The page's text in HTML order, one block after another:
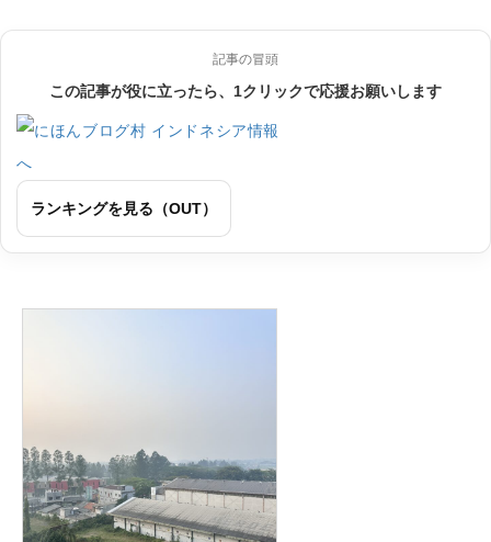
記事の冒頭
この記事が役に立ったら、1クリックで応援お願いします
ランキングを見る（OUT）